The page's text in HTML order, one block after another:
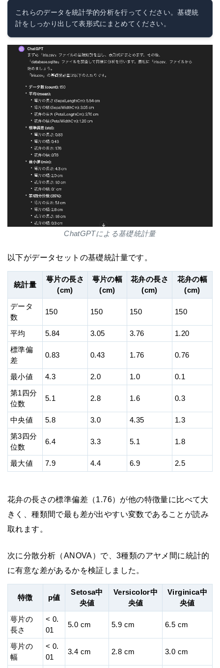
これらのデータを統計学的分析を行ってください。基礎統
ChatGPTによる基礎統計量
以下がデータセットの基礎統計量です。
統計量
萼片の長さ
(cm)
萼片の幅
(cm)
花弁の長さ
(cm)
花弁の幅
(cm)
データ
数
150 150 150 150
平均 5.84 3.05 3.76
1.20
標準偏
差
0.83 0.43 1.76 0.76
最小値 4.3 2.0 1.0
0.1
第1四分
位数
5.1 2.8 1.6 0.3
中央値 5.8 3.0 4.35
1.3
第3四分
位数
6.4 3.3 5.1 1.8
最大値 7.9 4.4 6.9 2.5
花弁の長さの標準偏差（1.76）が他の特徴量に比べて大
きく、種類間で最も差が出やすい変数であることが読み
取れます。
次に分散分析（ANOVA）で、3種類のアヤメ間に統計的
に有意な差があるかを検証しました。
特徴 p値
Setosa中
央値
Versicolor中
央値
Virginica中
央値
萼片の
長さ
< 0.
01
5.0 cm 5.9 cm 6.5 cm
萼片の
幅
< 0.
01
3.4 cm 2.8 cm 3.0 cm